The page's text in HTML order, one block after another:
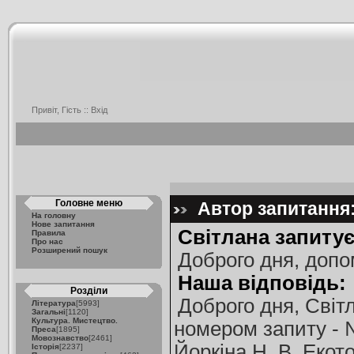
Привіт, Гість :: Вхід
Головне меню
На головну
Нове запитання
Правила
Про нас
Розширений пошук
Розділи
Література[5993]
Загальні[1120]
Культура. Мистецтво.
Преса[1895]
Мовознавство[2461]
Історія[2237]
Автор
Світлана
Доброго дня,
Наша відповідь:
Доброго дня,
номером запиту -